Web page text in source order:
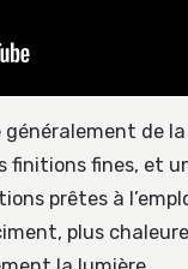
de
finitions fines, et
prêtes à
plus